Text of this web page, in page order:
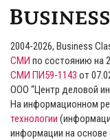
2004-2026, Business
СМИ по состоянию на
СМИ ПИ59-1143 от
ООО “Центр деловой
На информационном
технологии
информации на основе